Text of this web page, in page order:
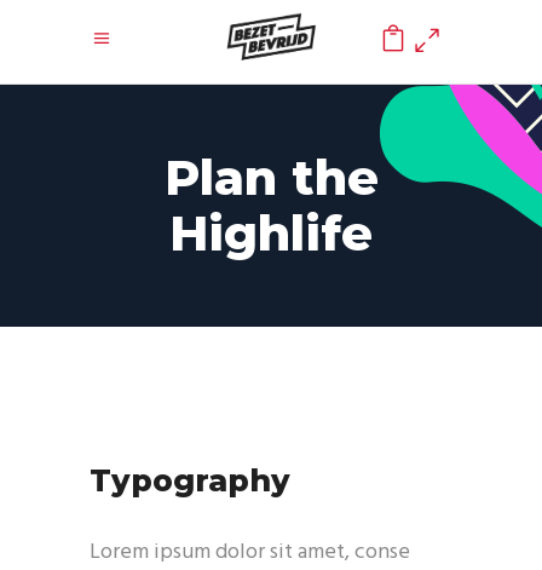
0
Plan the
Highlife
Typography
Lorem ipsum dolor sit amet, conse